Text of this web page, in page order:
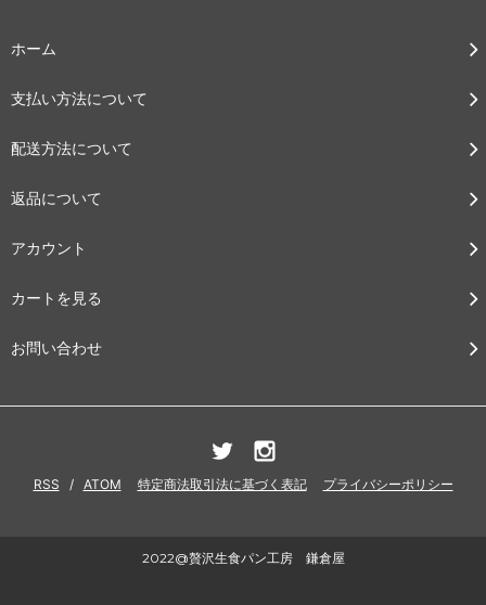
ホーム
支払い方法について
配送方法について
返品について
アカウント
カートを見る
お問い合わせ
RSS / ATOM 特定商法取引法に基づく表記 プライバシーポリシー
2022@贅沢生食パン工房 鎌倉屋